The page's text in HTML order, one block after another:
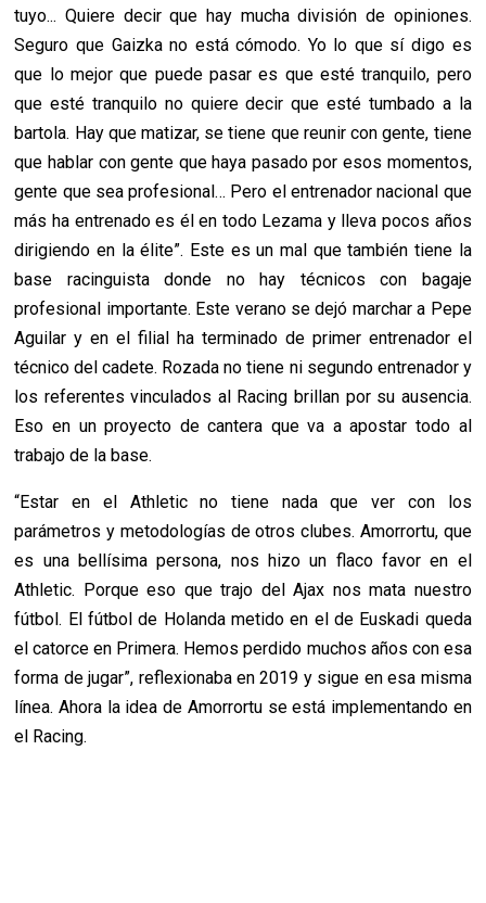
tuyo... Quiere decir que hay mucha división de opiniones.
Seguro que Gaizka no está cómodo. Yo lo que sí digo es
que lo mejor que puede pasar es que esté tranquilo, pero
que esté tranquilo no quiere decir que esté tumbado a la
bartola. Hay que matizar, se tiene que reunir con gente, tiene
que hablar con gente que haya pasado por esos momentos,
gente que sea profesional… Pero el entrenador nacional que
más ha entrenado es él en todo Lezama y lleva pocos años
dirigiendo en la élite”. Este es un mal que también tiene la
base racinguista donde no hay técnicos con bagaje
profesional importante. Este verano se dejó marchar a Pepe
Aguilar y en el filial ha terminado de primer entrenador el
técnico del cadete. Rozada no tiene ni segundo entrenador y
los referentes vinculados al Racing brillan por su ausencia.
Eso en un proyecto de cantera que va a apostar todo al
trabajo de la base.
“Estar en el Athletic no tiene nada que ver con los
parámetros y metodologías de otros clubes. Amorrortu, que
es una bellísima persona, nos hizo un flaco favor en el
Athletic. Porque eso que trajo del Ajax nos mata nuestro
fútbol. El fútbol de Holanda metido en el de Euskadi queda
el catorce en Primera. Hemos perdido muchos años con esa
forma de jugar”, reflexionaba en 2019 y sigue en esa misma
línea. Ahora la idea de Amorrortu se está implementando en
el Racing.